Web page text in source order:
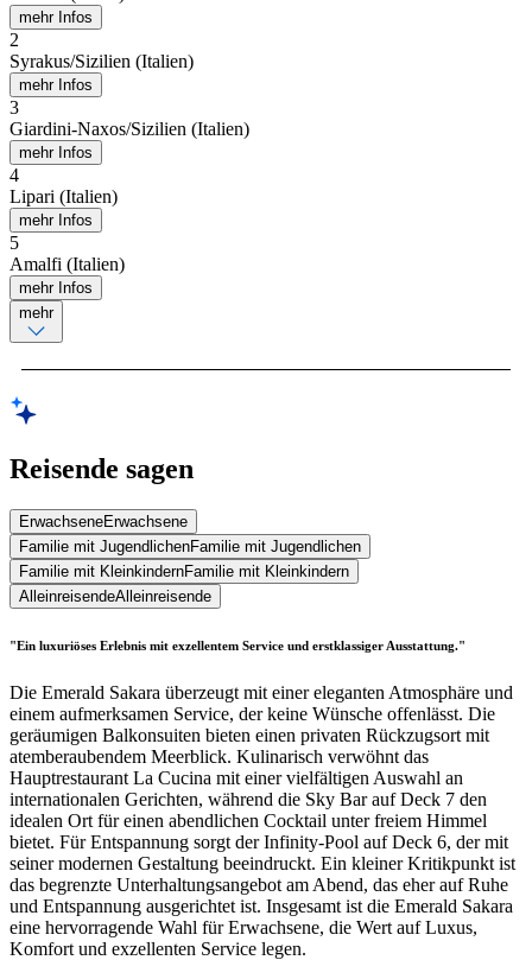
mehr Infos
2
Syrakus/Sizilien (Italien)
mehr Infos
3
Giardini-Naxos/Sizilien (Italien)
mehr Infos
4
Lipari (Italien)
mehr Infos
5
Amalfi (Italien)
mehr Infos
mehr
Reisende sagen
ErwachseneErwachsene
Familie mit JugendlichenFamilie mit Jugendlichen
Familie mit KleinkindernFamilie mit Kleinkindern
AlleinreisendeAlleinreisende
"Ein luxuriöses Erlebnis mit exzellentem Service und erstklassiger Ausstattung."
Die Emerald Sakara überzeugt mit einer eleganten Atmosphäre und
einem aufmerksamen Service, der keine Wünsche offenlässt. Die
geräumigen Balkonsuiten bieten einen privaten Rückzugsort mit
atemberaubendem Meerblick. Kulinarisch verwöhnt das
Hauptrestaurant La Cucina mit einer vielfältigen Auswahl an
internationalen Gerichten, während die Sky Bar auf Deck 7 den
idealen Ort für einen abendlichen Cocktail unter freiem Himmel
bietet. Für Entspannung sorgt der Infinity-Pool auf Deck 6, der mit
seiner modernen Gestaltung beeindruckt. Ein kleiner Kritikpunkt ist
das begrenzte Unterhaltungsangebot am Abend, das eher auf Ruhe
und Entspannung ausgerichtet ist. Insgesamt ist die Emerald Sakara
eine hervorragende Wahl für Erwachsene, die Wert auf Luxus,
Komfort und exzellenten Service legen.